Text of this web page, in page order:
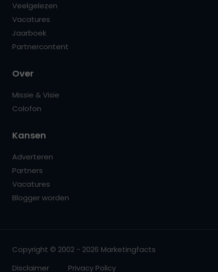
Veelgelezen
Vacatures
Jaarboek
Partnercontent
Over
Missie & Visie
Colofon
Kansen
Adverteren
Partners
Vacatures
Blogger worden
Copyright © 2002 - 2026 Marketingfacts
Disclaimer
Privacy Policy